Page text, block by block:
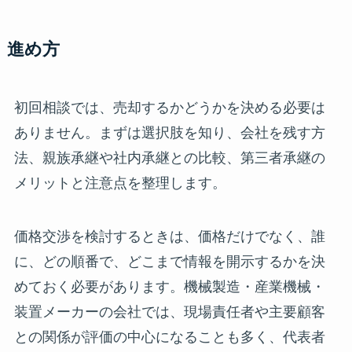
進め方
初回相談では、売却するかどうかを決める必要は
ありません。まずは選択肢を知り、会社を残す方
法、親族承継や社内承継との比較、第三者承継の
メリットと注意点を整理します。
価格交渉を検討するときは、価格だけでなく、誰
に、どの順番で、どこまで情報を開示するかを決
めておく必要があります。機械製造・産業機械・
装置メーカーの会社では、現場責任者や主要顧客
との関係が評価の中心になることも多く、代表者